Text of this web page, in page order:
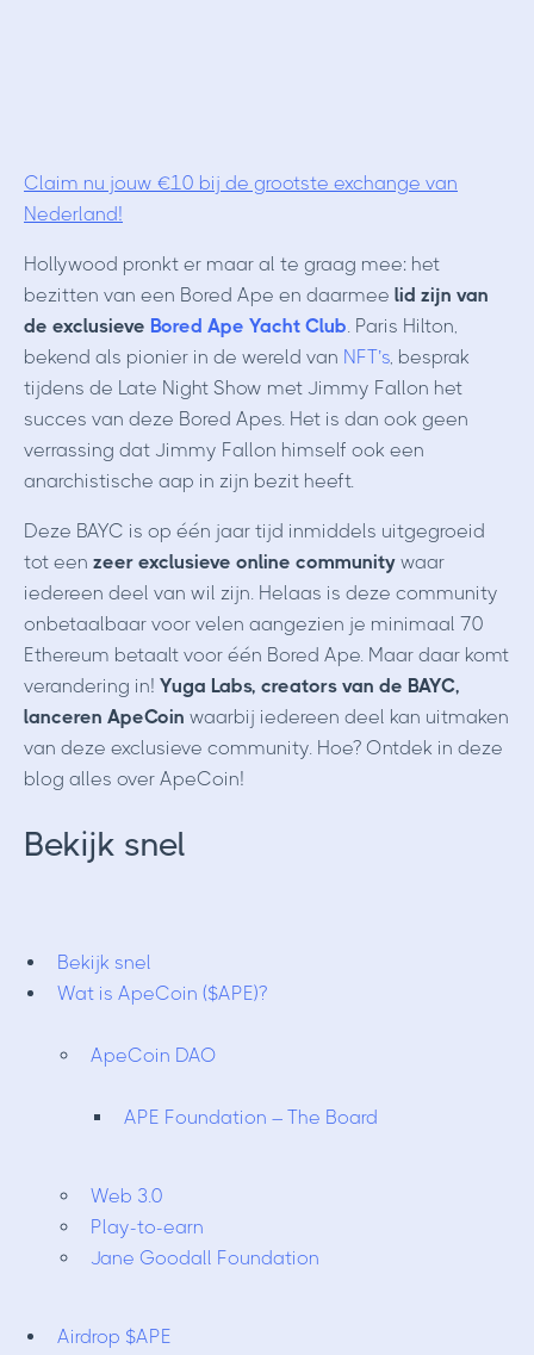
Claim nu jouw €10 bij de grootste exchange van
Nederland!
Hollywood pronkt er maar al te graag mee: het
bezitten van een Bored Ape en daarmee lid zijn van
de exclusieve Bored Ape Yacht Club. Paris Hilton,
bekend als pionier in de wereld van NFT’s, besprak
tijdens de Late Night Show met Jimmy Fallon het
succes van deze Bored Apes. Het is dan ook geen
verrassing dat Jimmy Fallon himself ook een
anarchistische aap in zijn bezit heeft.
Deze BAYC is op één jaar tijd inmiddels uitgegroeid
tot een zeer exclusieve online community waar
iedereen deel van wil zijn. Helaas is deze community
onbetaalbaar voor velen aangezien je minimaal 70
Ethereum betaalt voor één Bored Ape. Maar daar komt
verandering in! Yuga Labs, creators van de BAYC,
lanceren ApeCoin waarbij iedereen deel kan uitmaken
van deze exclusieve community. Hoe? Ontdek in deze
blog alles over ApeCoin!
Bekijk snel
Bekijk snel
Wat is ApeCoin ($APE)?
ApeCoin DAO
APE Foundation – The Board
Web 3.0
Play-to-earn
Jane Goodall Foundation
Airdrop $APE